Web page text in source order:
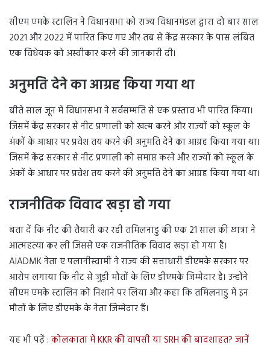
सीएम एमके स्टालिन ने विधानसभा को राज्य विधानमंडल द्वारा दो बार साल
2021 और 2022 में पारित किए गए और तब से केंद्र सरकार के पास लंबित
एक विधेयक को अस्वीकार करने की जानकारी दी।
अनुमति देने का आग्रह किया गया था
बीते साल जून में विधानसभा ने सर्वसम्मति से एक प्रस्ताव भी पारित किया।
जिसमें केंद्र सरकार से नीट प्रणाली को खत्म करने और राज्यों को स्कूल के
अंकों के आधार पर प्रवेश तय करने की अनुमति देने का आग्रह किया गया था।
जिसमें केंद्र सरकार से नीट प्रणाली को समाप्त करने और राज्यों को स्कूल के
अंकों के आधार पर प्रवेश तय करने की अनुमति देने का आग्रह किया गया था।
राजनीतिक विवाद खड़ा हो गया
बता दें कि नीट की तैयारी कर रही तमिलनाडु की एक 21 साल की छात्रा ने
आत्महत्या कर ली जिससे एक राजनीतिक विवाद खड़ा हो गया है।
AIADMK नेता ए पलानीस्वामी ने राज्य की सत्ताधारी डीएमके सरकार पर
आरोप लगाया कि नीट से जुड़ी मौतों के लिए डीएमके जिम्मेदार है। उन्होंने
सीएम एमके स्टालिन को निशाने पर लिया और कहा कि तमिलनाडु में इन
मौतों के लिए डीएमके के नेता जिम्मेदार हैं।
यह भी पढ़ें : कोलकाता में KKR की वापसी या SRH की बादशाहत? जानें